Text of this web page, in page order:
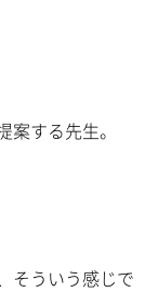
案する先生。
そういう感じで